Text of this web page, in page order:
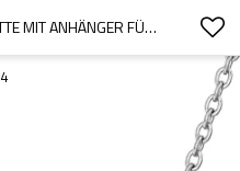
MASSGEFERTIGTE HALSKETTE MIT ANHÄNGER FÜR FRAUEN | LIEBESZEICHEN-BUCHSTABEN FÜR ROMANTISCHE VALENTINSTAGSGESCHENKE | AAA ZIRKONIA RHODIUM 18 KARAT VERGOLDETER MESSINGSCHMUCK GROSSHANDEL
4